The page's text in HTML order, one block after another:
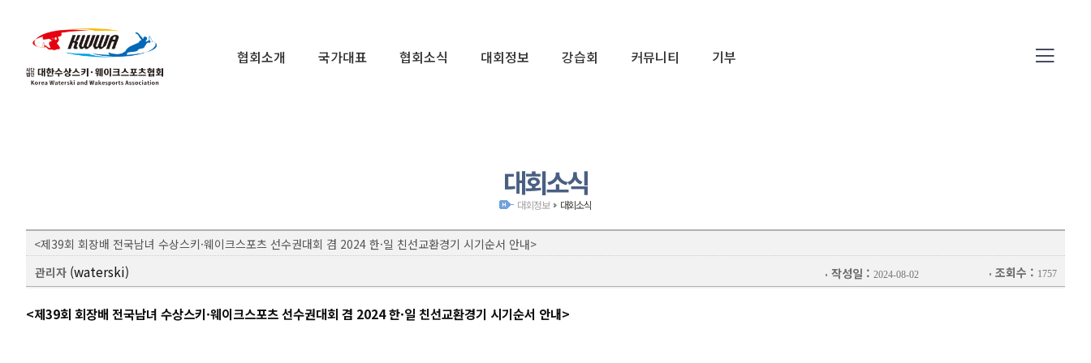
협회소개 국가대표 협회소식 대회정보 강습회 커뮤니티 기부
대회소식
대회정보 대회소식
<제39회 회장배 전국남녀 수상스키·웨이크스포츠 선수권대회 겸 2024 한·일 친선교환경기 시기순서 안내>
관리자 (waterski) 작성일 : 2024-08-02 조회수 : 1757
<제39회 회장배 전국남녀 수상스키·웨이크스포츠 선수권대회 겸 2024 한·일 친선교환경기 시기순서 안내>